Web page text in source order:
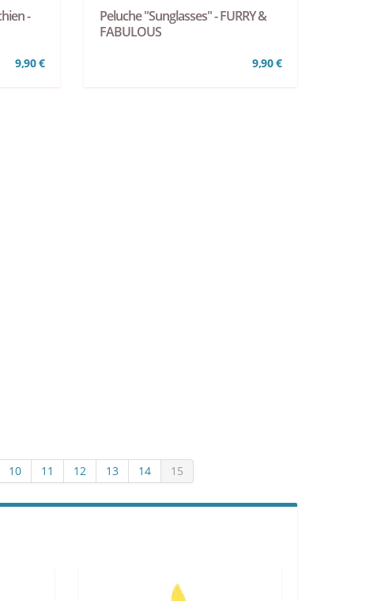
-
9,90 €
Peluche "Sunglasses" - FURRY &
FABULOUS
9,90 €
10 11 12 13 14 15